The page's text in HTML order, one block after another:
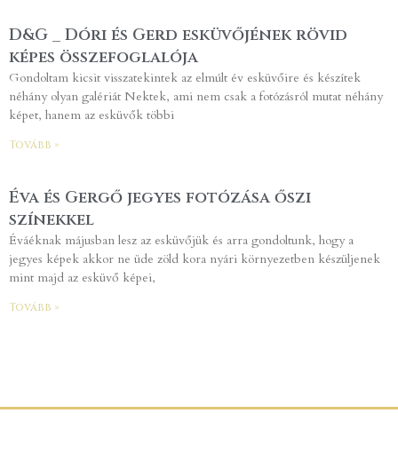
D&G _ Dóri és Gerd esküvőjének rövid
képes összefoglalója
Gondoltam kicsit visszatekintek az elmúlt év esküvőire és készítek
néhány olyan galériát Nektek, ami nem csak a fotózásról mutat néhány
képet, hanem az esküvők többi
Tovább »
Éva és Gergő jegyes fotózása őszi
színekkel
Éváéknak májusban lesz az esküvőjük és arra gondoltunk, hogy a
jegyes képek akkor ne üde zöld kora nyári környezetben készüljenek
mint majd az esküvő képei,
Tovább »